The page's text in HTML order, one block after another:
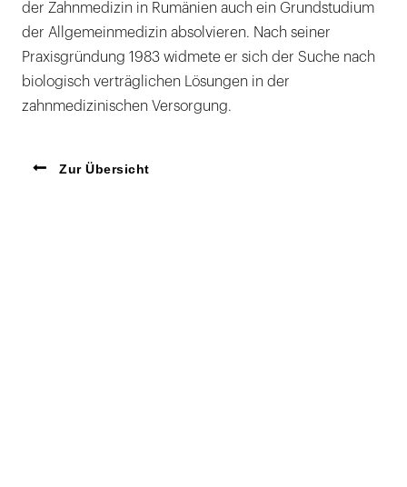
der Zahnmedizin in Rumänien auch ein Grundstudium
der Allgemeinmedizin absolvieren. Nach seiner
Praxisgründung 1983 widmete er sich der Suche nach
biologisch verträglichen Lösungen in der
zahnmedizinischen Versorgung.
Zur Übersicht